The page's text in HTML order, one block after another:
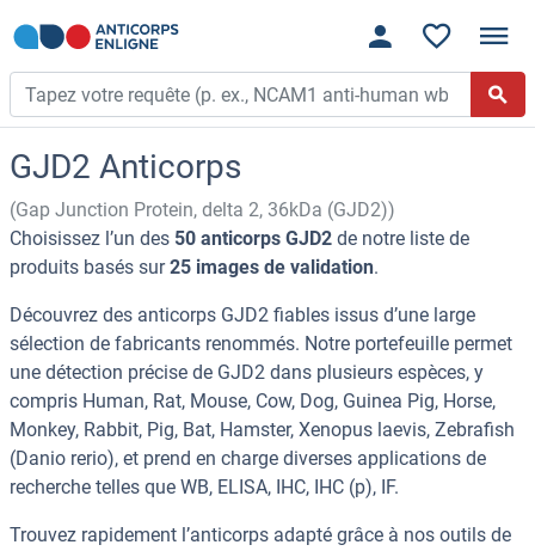
GJD2 Anticorps
(Gap Junction Protein, delta 2, 36kDa (GJD2))
Choisissez l’un des 50 anticorps GJD2 de notre liste de
produits basés sur25 images de validation.
Découvrez des anticorps GJD2 fiables issus d’une large
sélection de fabricants renommés. Notre portefeuille permet
une détection précise de GJD2 dans plusieurs espèces, y
compris Human, Rat, Mouse, Cow, Dog, Guinea Pig, Horse,
Monkey, Rabbit, Pig, Bat, Hamster, Xenopus laevis, Zebrafish
(Danio rerio), et prend en charge diverses applications de
recherche telles que WB, ELISA, IHC, IHC (p), IF.
Trouvez rapidement l’anticorps adapté grâce à nos outils de